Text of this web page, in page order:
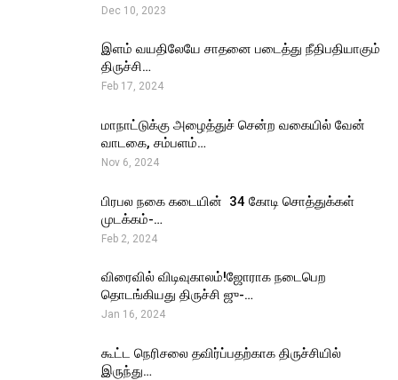
Dec 10, 2023
இளம் வயதிலேயே சாதனை படைத்து நீதிபதியாகும்
திருச்சி…
Feb 17, 2024
மாநாட்டுக்கு அழைத்துச் சென்ற வகையில் வேன்
வாடகை, சம்பளம்…
Nov 6, 2024
பிரபல நகை கடையின் ₹ 34 கோடி சொத்துக்கள்
முடக்கம்-…
Feb 2, 2024
விரைவில் விடிவுகாலம்!ஜோராக நடைபெற
தொடங்கியது திருச்சி ஜு-…
Jan 16, 2024
கூட்ட நெரிசலை தவிர்ப்பதற்காக திருச்சியில்
இருந்து…